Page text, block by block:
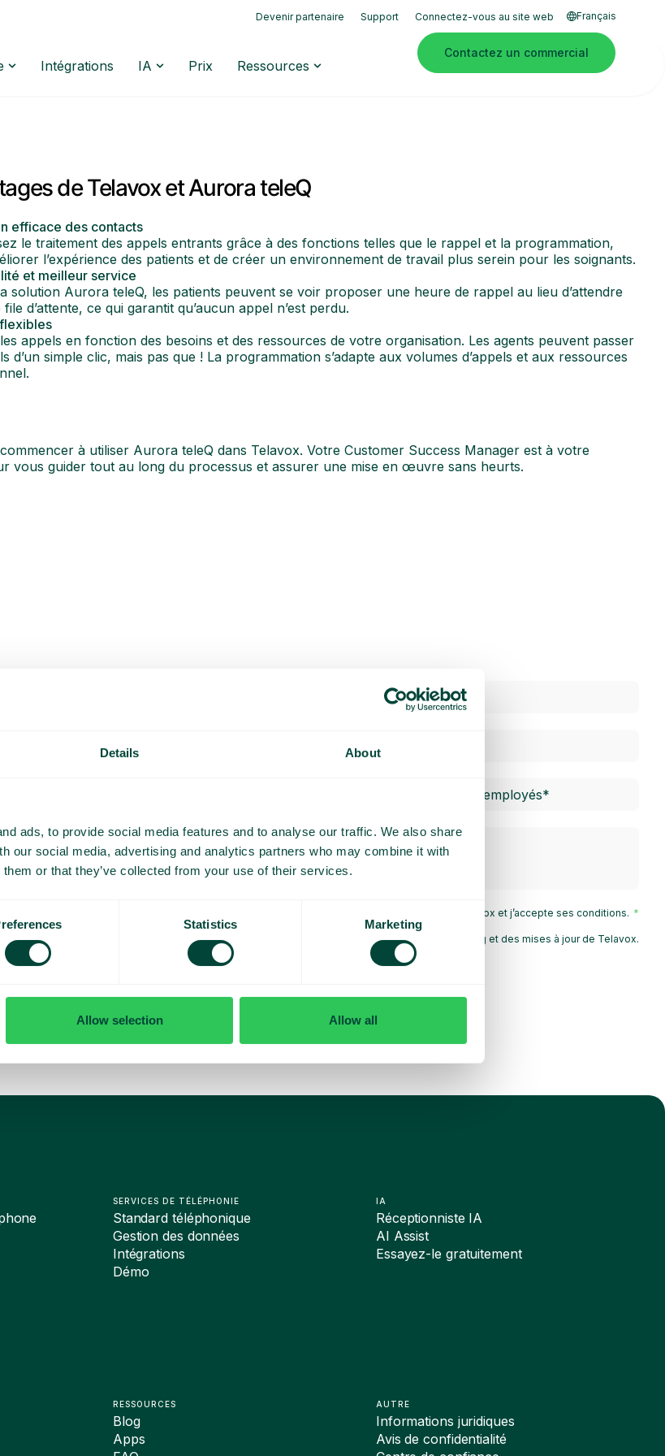
Details About
ads, to provide social media features and to analyse our traffic. We also share
our social media, advertising and analytics partners who may combine it with
or that they’ve collected from your use of their services.
Statistics Marketing
Allow selection Allow all
Devenir partenaire Support Connectez-vous au site web Français
Intégrations IA Prix Ressources
Contactez un commercial
de Telavox et Aurora teleQ
efficace des contacts
le traitement des appels entrants grâce à des fonctions telles que le rappel et la programmation,
l’expérience des patients et de créer un environnement de travail plus serein pour les soignants.
et meilleur service
solution Aurora teleQ, les patients peuvent se voir proposer une heure de rappel au lieu d’attendre
d’attente, ce qui garantit qu’aucun appel n’est perdu.
appels en fonction des besoins et des ressources de votre organisation. Les agents peuvent passer
d’un simple clic, mais pas que ! La programmation s’adapte aux volumes d’appels et aux ressources
à utiliser Aurora teleQ dans Telavox. Votre Customer Success Manager est à votre
vous guider tout au long du processus et assurer une mise en œuvre sans heurts.
et un
de Telavox et j’accepte ses conditions.
J'accepte de recevoir des informations marketing et des mises à jour de Telavox.
SERVICES DE TÉLÉPHONIE
Standard téléphonique
Gestion des données
Intégrations
Démo
RESSOURCES
Blog
Apps
IA
Réceptionniste IA
AI Assist
Essayez-le gratuitement
AUTRE
Informations juridiques
Avis de confidentialité